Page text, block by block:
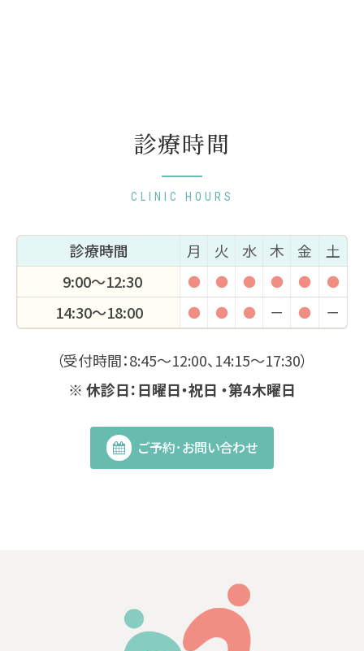
診療時間
CLINIC HOURS
診療時間 月 火 水 木 金
土
9:00〜12:30
● ● ● ● ● ●
14:30〜18:00 ● ● ● ー ● ー
（受付時間：8:45〜12:00、14:15〜17:30）
※ 休診日：日曜日・祝日 ・第4木曜日
ご予約･お問い合わせ